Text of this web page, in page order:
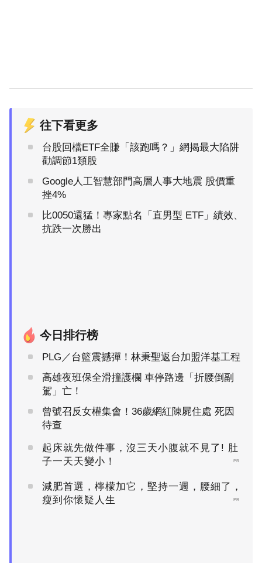
往下看更多
台股回檔ETF全賺「該跑嗎？」網揭最大陷阱
勸調節1類股
Google人工智慧部門高層人事大地震 股價重
挫4%
比0050還猛！專家點名「直男型 ETF」績效、
抗跌一次勝出
今日排行榜
PLG／台籃震撼彈！林秉聖返台加盟洋基工程
高雄夜班保全滑撞護欄 車停路邊「折腰倒副
駕」亡！
曾號召反女權集會！36歲網紅陳屍住處 死因
待查
起床就先做件事，沒三天小腹就不見了! 肚
子一天天變小！
PR
減肥首選，檸檬加它，堅持一週，腰細了，
瘦到你懷疑人生
PR